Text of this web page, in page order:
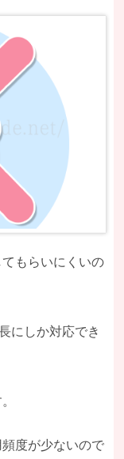
もらいにくいの
にしか対応でき
度が少ないので